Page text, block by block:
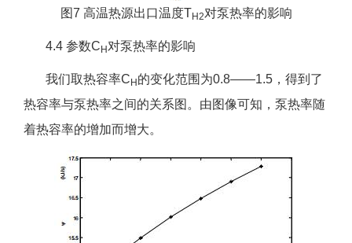
图7 高温热源出口温度TH2对泵热率的影响
4.4 参数C H 对泵热率的影响
我们取热容率C H 的变化范围为0.8——1.5，得到了
热容率与泵热率之间的关系图。由图像可知，泵热率随
着热容率的增加而增大。